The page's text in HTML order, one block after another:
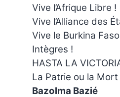
Vive l’Afrique Libre !
Vive l’Alliance des
Vive le Burkina
Intègres !
HASTA LA
La Patrie ou la
Bazolma Bazié